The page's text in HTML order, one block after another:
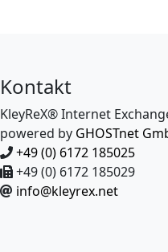
Kontakt
KleyReX® Internet
powered by GHOSTnet
+49 (0) 6172 185025
+49 (0) 6172 185029
info@kleyrex.net